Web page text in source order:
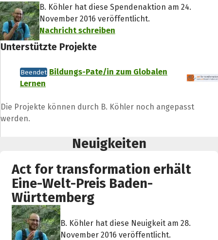
B. Köhler hat diese Spendenaktion am 24.
November 2016 veröffentlicht.
Nachricht schreiben
Unterstützte Projekte
Beendet Bildungs-Pate/in zum Globalen
Lernen
Die Projekte können durch B. Köhler noch angepasst
werden.
Neuigkeiten
Act for transformation erhält
Eine-Welt-Preis Baden-
Württemberg
B. Köhler hat diese Neuigkeit am 28.
November 2016 veröffentlicht.